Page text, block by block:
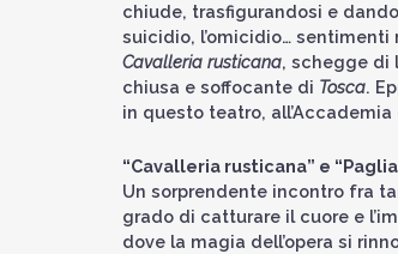
chiude, trasfigurandosi e
suicidio, l’omicidio…
Cavalleria rusticana, schegge di
chiusa e soffocante di Tosca.
in questo teatro,
“Cavalleria rusticana” e
Un sorprendente incontro fra
grado di catturare il cuore e
dove la magia dell’opera si